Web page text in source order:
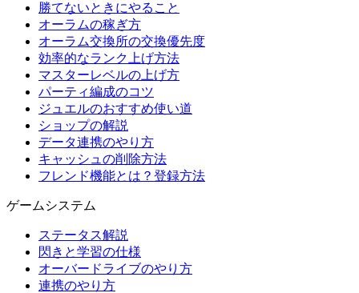
勝てないときにやること
オーラムの稼ぎ方
オーラム交換所の交換優先度
効率的なランク上げ方法
マスターレベルの上げ方
パーティ編成のコツ
ジュエルのおすすめ使い道
ショップの解説
データ連携のやり方
キャッシュの削除方法
フレンド機能とは？登録方法
ゲームシステム
ステータス解説
閃きと学習の仕様
オーバードライブのやり方
連携のやり方